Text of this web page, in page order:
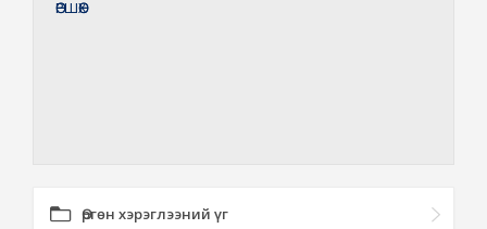
ӨӨРШӨӨХ
Өргөн хэрэглээний үг